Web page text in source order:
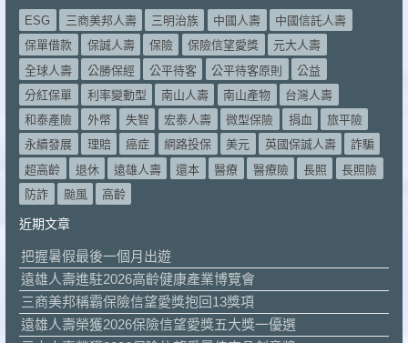
ESG 三商美邦人壽 三明治族 中國人壽
中國信託人壽
保單借款
保誠人壽 保險 保險信望愛獎
元大人壽
全球人壽
公勝保經 公平待客 公平待客原則
公益
分紅保單
利率變動型 南山人壽 南山產物
台灣人壽
和泰產險
外幣 失智 宏泰人壽 微型保險 捐血
旅平險
永續發展
理賠 癌症 網路投保 美元 英國保誠人壽
詐騙
超高齡
退休 遠雄人壽 還本 醫療 醫療險 長照
長照險
防詐
颱風 高齡
近期文章
把握暑假最後一個月出遊
遠雄人壽進駐2026高齡健康產業博覽會
三商美邦稱霸保險信望愛獎抱回13獎項
遠雄人壽榮獲2026保險信望愛獎五大獎一優選